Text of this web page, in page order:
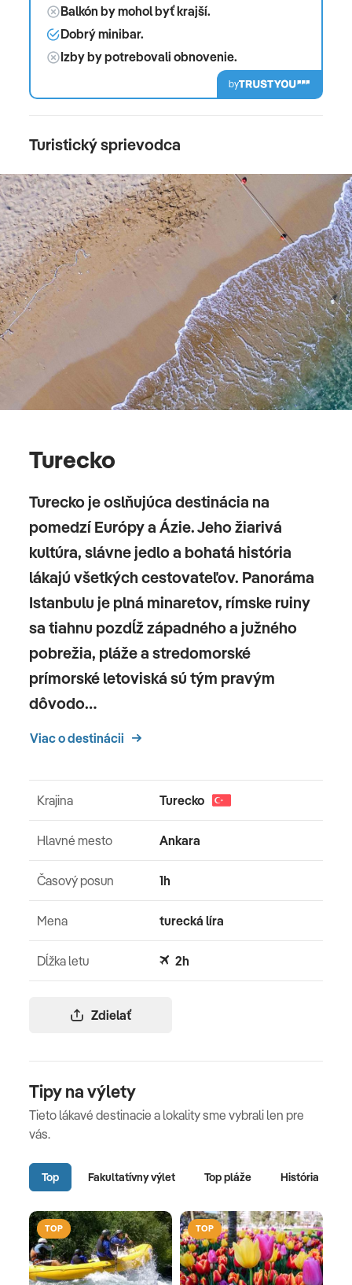
Balkón by mohol byť krajší.
Dobrý minibar.
Izby by potrebovali obnovenie.
by
Turistický sprievodca
Turecko
Turecko je oslňujúca destinácia na
pomedzí Európy a Ázie. Jeho žiarivá
kultúra, slávne jedlo a bohatá história
lákajú všetkých cestovateľov. Panoráma
Istanbulu je plná minaretov, rímske ruiny
sa tiahnu pozdĺž západného a južného
pobrežia, pláže a stredomorské
prímorské letoviská sú tým pravým
dôvodo…
Viac o destinácii
Zdielať
Krajina Turecko
Hlavné mesto Ankara
Časový posun 1h
Mena turecká líra
Dĺžka letu 2h
Tipy na výlety
Tieto lákavé destinacie a lokality sme vybrali len pre
vás.
Top Fakultatívny výlet Top pláže História
TOP TOP